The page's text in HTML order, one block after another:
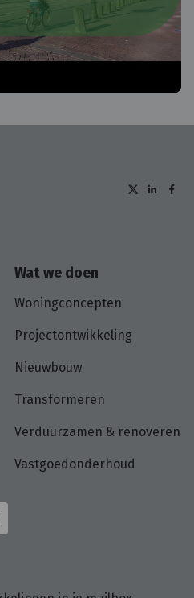
Wat we doen
Woningconcepten
Projectontwikkeling
Nieuwbouw
Transformeren
Verduurzamen & renoveren
Vastgoedonderhoud